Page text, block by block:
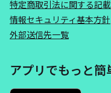
特定商取引法に関する記載
情報セキュリティ基本方針
外部送信先一覧
アプリでもっと簡